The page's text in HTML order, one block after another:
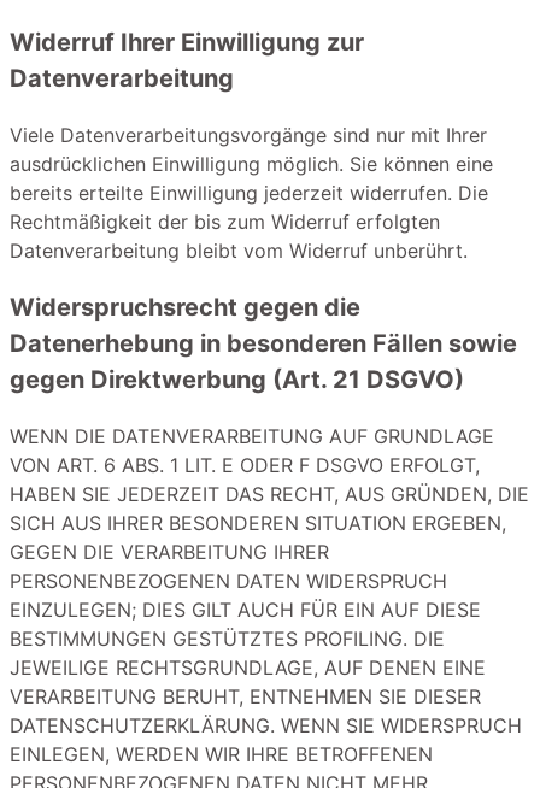
Widerruf Ihrer Einwilligung zur
Datenverarbeitung
Viele Datenverarbeitungsvorgänge sind nur mit Ihrer
ausdrücklichen Einwilligung möglich. Sie können eine
bereits erteilte Einwilligung jederzeit widerrufen. Die
Rechtmäßigkeit der bis zum Widerruf erfolgten
Datenverarbeitung bleibt vom Widerruf unberührt.
Widerspruchsrecht gegen die
Datenerhebung in besonderen Fällen sowie
gegen Direktwerbung (Art. 21 DSGVO)
WENN DIE DATENVERARBEITUNG AUF GRUNDLAGE
VON ART. 6 ABS. 1 LIT. E ODER F DSGVO ERFOLGT,
HABEN SIE JEDERZEIT DAS RECHT, AUS GRÜNDEN, DIE
SICH AUS IHRER BESONDEREN SITUATION ERGEBEN,
GEGEN DIE VERARBEITUNG IHRER
PERSONENBEZOGENEN DATEN WIDERSPRUCH
EINZULEGEN; DIES GILT AUCH FÜR EIN AUF DIESE
BESTIMMUNGEN GESTÜTZTES PROFILING. DIE
JEWEILIGE RECHTSGRUNDLAGE, AUF DENEN EINE
VERARBEITUNG BERUHT, ENTNEHMEN SIE DIESER
DATENSCHUTZERKLÄRUNG. WENN SIE WIDERSPRUCH
EINLEGEN, WERDEN WIR IHRE BETROFFENEN